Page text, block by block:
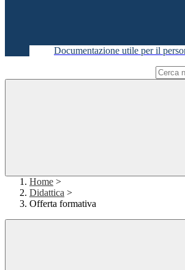
Documentazione utile per il
Home >
Didattica >
Offerta formativa